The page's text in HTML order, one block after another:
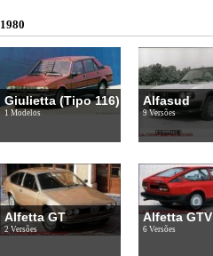
1980
Giulietta (Tipo 116)
1 Modelos
Alfasud
9 Versões
Alfetta GT
2 Versões
Alfetta GTV
6 Versões